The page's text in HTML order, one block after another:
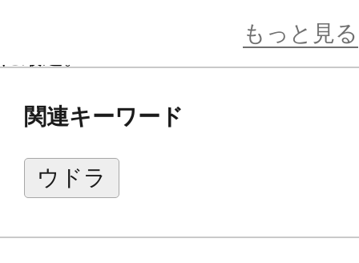
サイズはスタンダードなA4サイズ
で、ぜひ合わせてご使用ください。
立川市の公認キャラクターを決める
もっと見る
関連キーワード
ウドラ